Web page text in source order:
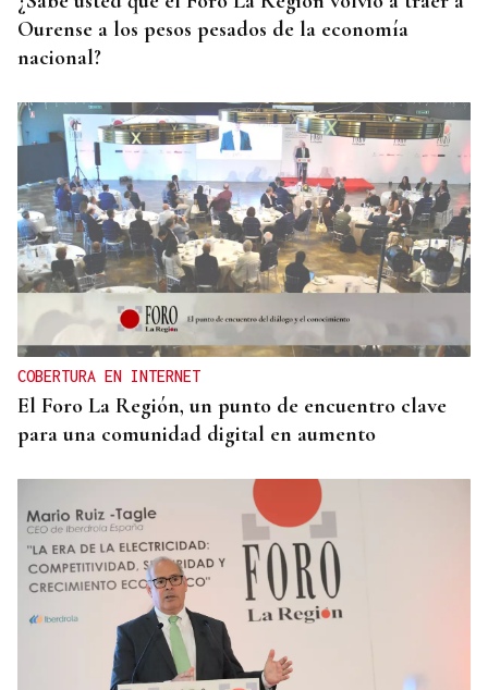
Ourense a los pesos pesados de la economía
nacional?
COBERTURA EN INTERNET
El Foro La Región, un punto de encuentro clave
para una comunidad digital en aumento